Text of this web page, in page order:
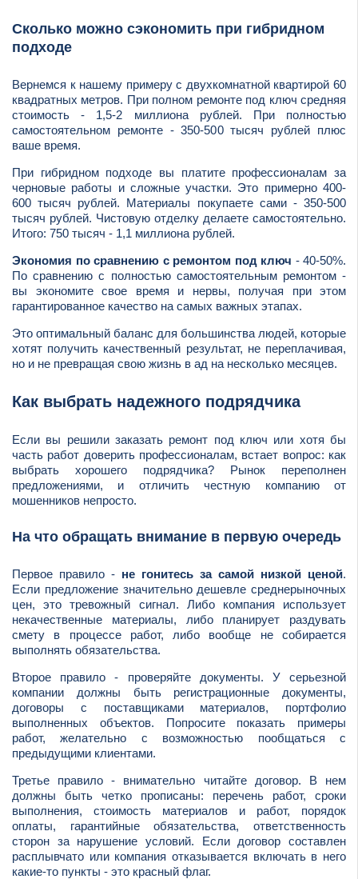
Сколько можно сэкономить при гибридном
подходе
Вернемся к нашему примеру с двухкомнатной квартирой 60
квадратных метров. При полном ремонте под ключ средняя
стоимость - 1,5-2 миллиона рублей. При полностью
самостоятельном ремонте - 350-500 тысяч рублей плюс
ваше время.
При гибридном подходе вы платите профессионалам за
черновые работы и сложные участки. Это примерно 400-
600 тысяч рублей. Материалы покупаете сами - 350-500
тысяч рублей. Чистовую отделку делаете самостоятельно.
Итого: 750 тысяч - 1,1 миллиона рублей.
Экономия по сравнению с ремонтом под ключ - 40-50%.
По сравнению с полностью самостоятельным ремонтом -
вы экономите свое время и нервы, получая при этом
гарантированное качество на самых важных этапах.
Это оптимальный баланс для большинства людей, которые
хотят получить качественный результат, не переплачивая,
но и не превращая свою жизнь в ад на несколько месяцев.
Как выбрать надежного подрядчика
Если вы решили заказать ремонт под ключ или хотя бы
часть работ доверить профессионалам, встает вопрос: как
выбрать хорошего подрядчика? Рынок переполнен
предложениями, и отличить честную компанию от
мошенников непросто.
На что обращать внимание в первую очередь
Первое правило - не гонитесь за самой низкой ценой.
Если предложение значительно дешевле среднерыночных
цен, это тревожный сигнал. Либо компания использует
некачественные материалы, либо планирует раздувать
смету в процессе работ, либо вообще не собирается
выполнять обязательства.
Второе правило - проверяйте документы. У серьезной
компании должны быть регистрационные документы,
договоры с поставщиками материалов, портфолио
выполненных объектов. Попросите показать примеры
работ, желательно с возможностью пообщаться с
предыдущими клиентами.
Третье правило - внимательно читайте договор. В нем
должны быть четко прописаны: перечень работ, сроки
выполнения, стоимость материалов и работ, порядок
оплаты, гарантийные обязательства, ответственность
сторон за нарушение условий. Если договор составлен
расплывчато или компания отказывается включать в него
какие-то пункты - это красный флаг.